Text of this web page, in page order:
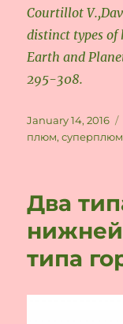
Courtillot
distinct types of
Earth and
295-308.
Posted
on
January 14, 2016
плюм,суперплюм
Два
типа